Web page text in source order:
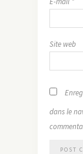
Site web
dans le